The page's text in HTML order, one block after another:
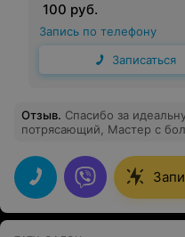
100 руб.
Запись по телефону
Записаться
Отзыв. Спасибо за
потрясающий, Мастер с